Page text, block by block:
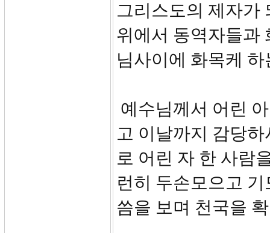
그리스도의 제자가
위에서 동역자들과
님사이에 화목케
예수님께서 어린
고 이날까지 감당
로 어린 자 한 사람
런히 두손모으고
씀을 보며 천국을